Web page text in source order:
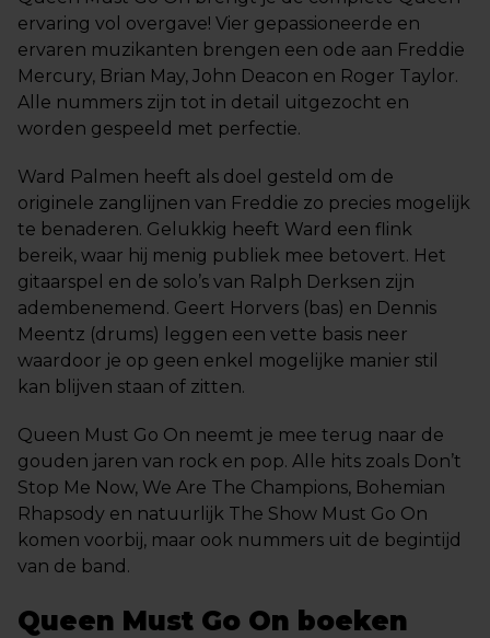
ervaring vol overgave! Vier gepassioneerde en
ervaren muzikanten brengen een ode aan Freddie
Mercury, Brian May, John Deacon en Roger Taylor.
Alle nummers zijn tot in detail uitgezocht en
worden gespeeld met perfectie.
Ward Palmen heeft als doel gesteld om de
originele zanglijnen van Freddie zo precies mogelijk
te benaderen. Gelukkig heeft Ward een flink
bereik, waar hij menig publiek mee betovert. Het
gitaarspel en de solo’s van Ralph Derksen zijn
adembenemend. Geert Horvers (bas) en Dennis
Meentz (drums) leggen een vette basis neer
waardoor je op geen enkel mogelijke manier stil
kan blijven staan of zitten.
Queen Must Go On neemt je mee terug naar de
gouden jaren van rock en pop. Alle hits zoals Don’t
Stop Me Now, We Are The Champions, Bohemian
Rhapsody en natuurlijk The Show Must Go On
komen voorbij, maar ook nummers uit de begintijd
van de band.
Queen Must Go On boeken